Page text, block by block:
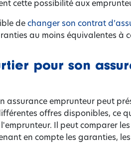
cette possibilité aux
dechanger son contrat
au moins équivalentes à
pour son
assurance emprunteur peut
offres disponibles, ce
Il peut comparer
en compte les garanties,